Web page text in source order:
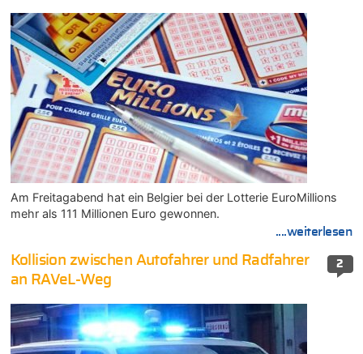
Am Freitagabend hat ein Belgier bei der Lotterie EuroMillions
mehr als 111 Millionen Euro gewonnen.
....weiterlesen
2
Kollision zwischen Autofahrer und Radfahrer
an RAVeL-Weg